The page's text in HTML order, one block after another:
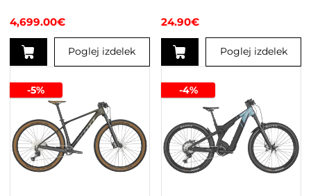
4,699.00€
Poglej izdelek
izdelek
ima
različic.
Možnosti
lahko
izberete
24.90€
Poglej izdelek
-5% -4%